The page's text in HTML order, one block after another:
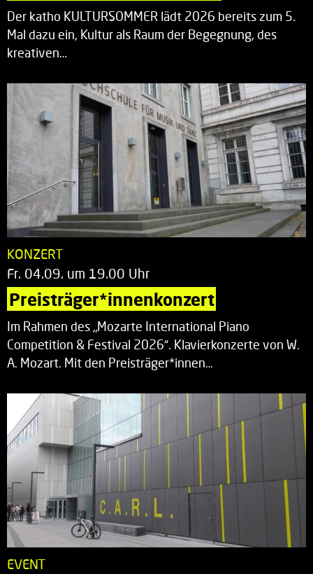
Der katho KULTURSOMMER lädt 2026 bereits zum 5.
Mal dazu ein, Kultur als Raum der Begegnung, des
kreativen…
KONZERT
Fr. 04.09. um 19.00 Uhr
Preisträger*innenkonzert
Im Rahmen des „Mozarte International Piano
Competition & Festival 2026“. Klavierkonzerte von W.
A. Mozart. Mit den Preisträger*innen…
EVENT